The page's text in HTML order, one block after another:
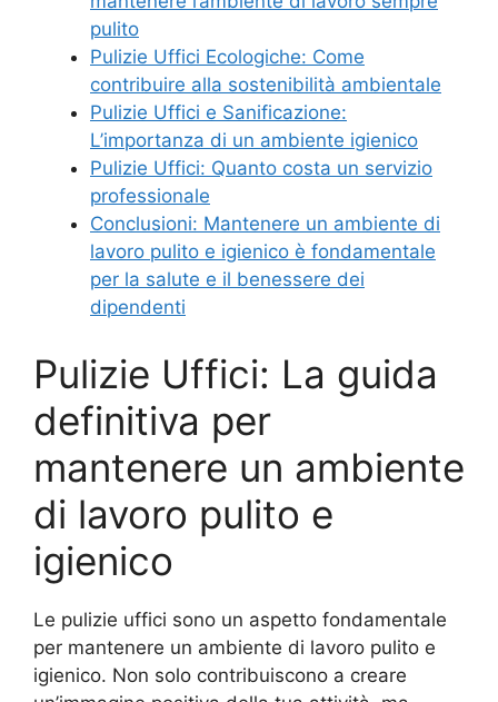
pulito
Pulizie Uffici Ecologiche: Come
contribuire alla sostenibilità ambientale
Pulizie Uffici e Sanificazione:
L’importanza di un ambiente igienico
Pulizie Uffici: Quanto costa un servizio
professionale
Conclusioni: Mantenere un ambiente di
lavoro pulito e igienico è fondamentale
per la salute e il benessere dei
dipendenti
Pulizie Uffici: La guida
definitiva per
mantenere un ambiente
di lavoro pulito e
igienico
Le pulizie uffici sono un aspetto fondamentale
per mantenere un ambiente di lavoro pulito e
igienico. Non solo contribuiscono a creare